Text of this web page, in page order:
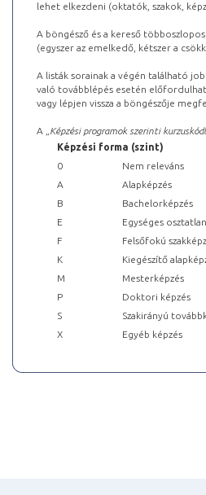
lehet elkezdeni (oktatók, szakok,
A böngésző és a kereső
(egyszer az emelkedő, kétszer a
A listák sorainak a végén található
való továbblépés esetén
vagy lépjen vissza a böngészője
A „ Képzési programok szerinti
Képzési forma (szint)
0
Nem releváns
A
Alapképzés
B
Bachelorképzés
E
Egységes
F
Felsőfokú
K
Kiegészítő
M
Mesterképzés
P
Doktori képzés
S
Szakirányú
X
Egyéb képzés